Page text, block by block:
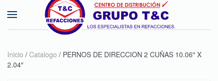
Skip to main content
Inicio / Catalogo / PERNOS DE DIRECCION 2 CUÑAS 10.06″ X
2.04″